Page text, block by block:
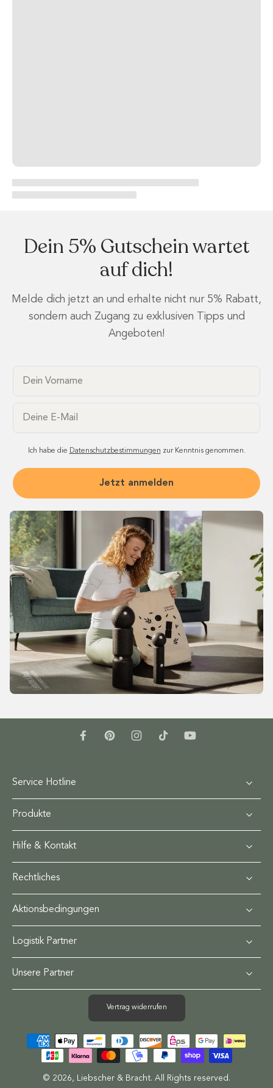
Dein 5% Gutschein wartet
auf dich!
Melde dich jetzt an und erhalte nicht nur 5% Rabatt,
sondern auch Zugang zu exklusiven Tipps und
Angeboten!
Ich habe die Datenschutzbestimmungen zur Kenntnis genommen.
Jetzt anmelden
Service Hotline
Produkte
Hilfe & Kontakt
Rechtliches
Aktionsbedingungen
Logistik Partner
Unsere Partner
Vertrag widerrufen
© 2026, Liebscher & Bracht. All Rights reserved.